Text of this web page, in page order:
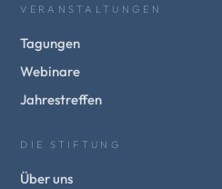
VERANSTALTUNGEN
Tagungen
Webinare
Jahrestreffen
DIE STIFTUNG
Über uns